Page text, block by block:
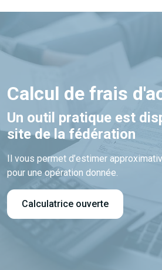
Calcul de frais
Un outil pratique est
site de la fédération
Il vous permet d’estimer
pour une opération donnée.
Calculatrice ouverte